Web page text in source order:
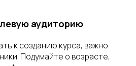
аудиторию
к созданию курса, важно
Подумайте о возрасте,